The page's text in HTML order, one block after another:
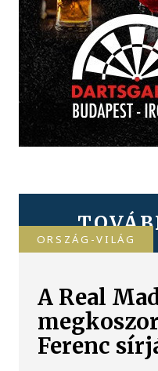
ORSZÁG-VILÁG
A Real
Ferenc